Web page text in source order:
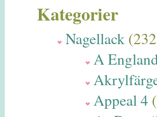
Kategorier
Nagellack
A
Appeal 4